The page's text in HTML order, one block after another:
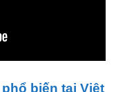
biến tại Việt